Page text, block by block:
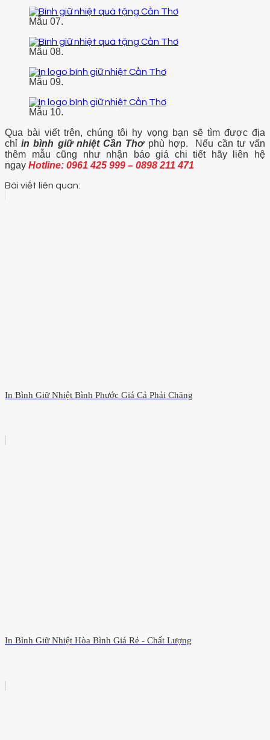
Mẫu 07.
Mẫu 08.
Mẫu 09.
Mẫu 10.
Qua bài viết trên, chúng tôi hy vọng bạn sẽ tìm được địa
chỉin bình giữ nhiệt Cần Thơ phù hợp. Nếu cần tư vấn
thêm mẫu cũng như nhận báo giá chi tiết hãy liên hệ
ngay Hotline: 0961 425 999 – 0898 211 471
Bài viết liên quan:
In Bình Giữ Nhiệt Bình Phước Giá Cả Phải Chăng
In Bình Giữ Nhiệt Hòa Bình Giá Rẻ - Chất Lượng